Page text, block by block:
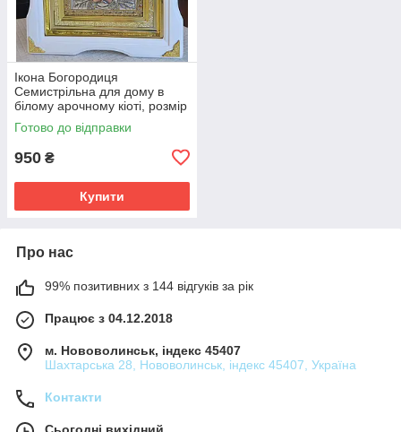
Ікона Богородиця
Семистрільна для дому в
білому арочному кіоті, розмір
кіота 28*25, сюжет під срібло
15*18.
Готово до відправки
950 ₴
Купити
Про нас
99% позитивних з 144 відгуків за рік
Працює з 04.12.2018
м. Нововолинськ, індекс 45407
Шахтарська 28, Нововолинськ, індекс 45407, Україна
Контакти